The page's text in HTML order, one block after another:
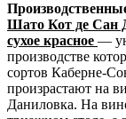
Шато Кот де Сан
сухое красное —
производстве
сортов Каберне-
произрастают на
Даниловка. На